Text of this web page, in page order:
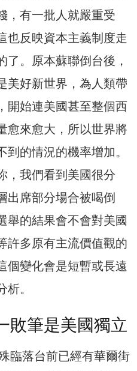
，有一批人就嚴重受
也反映資本主義制度走
了。原本蘇聯倒台後，
美好新世界，為人類帶
開始連美國甚至整個西
愈來愈大，所以世界將
的情況的機率增加。
，我們看到美國很分
出席部分場合被喝倒
舉的結果會不會對美國
許多原有主流價值觀的
個變化會是短暫或長遠
。
敗筆是美國獨立
臨落台前已經有華爾街